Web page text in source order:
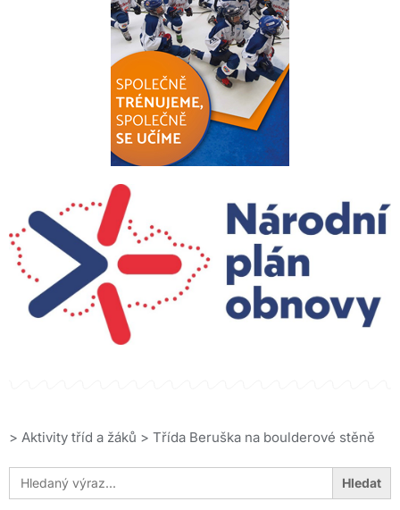
> Aktivity tříd a žáků > Třída Beruška na boulderové stěně
Search
for: